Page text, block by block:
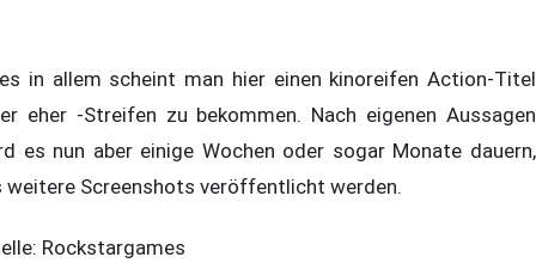
in allem scheint man hier einen kinoreifen Action-Titel
eher -Streifen zu bekommen. Nach eigenen Aussagen
es nun aber einige Wochen oder sogar Monate dauern,
weitere Screenshots veröffentlicht werden.
Rockstargames